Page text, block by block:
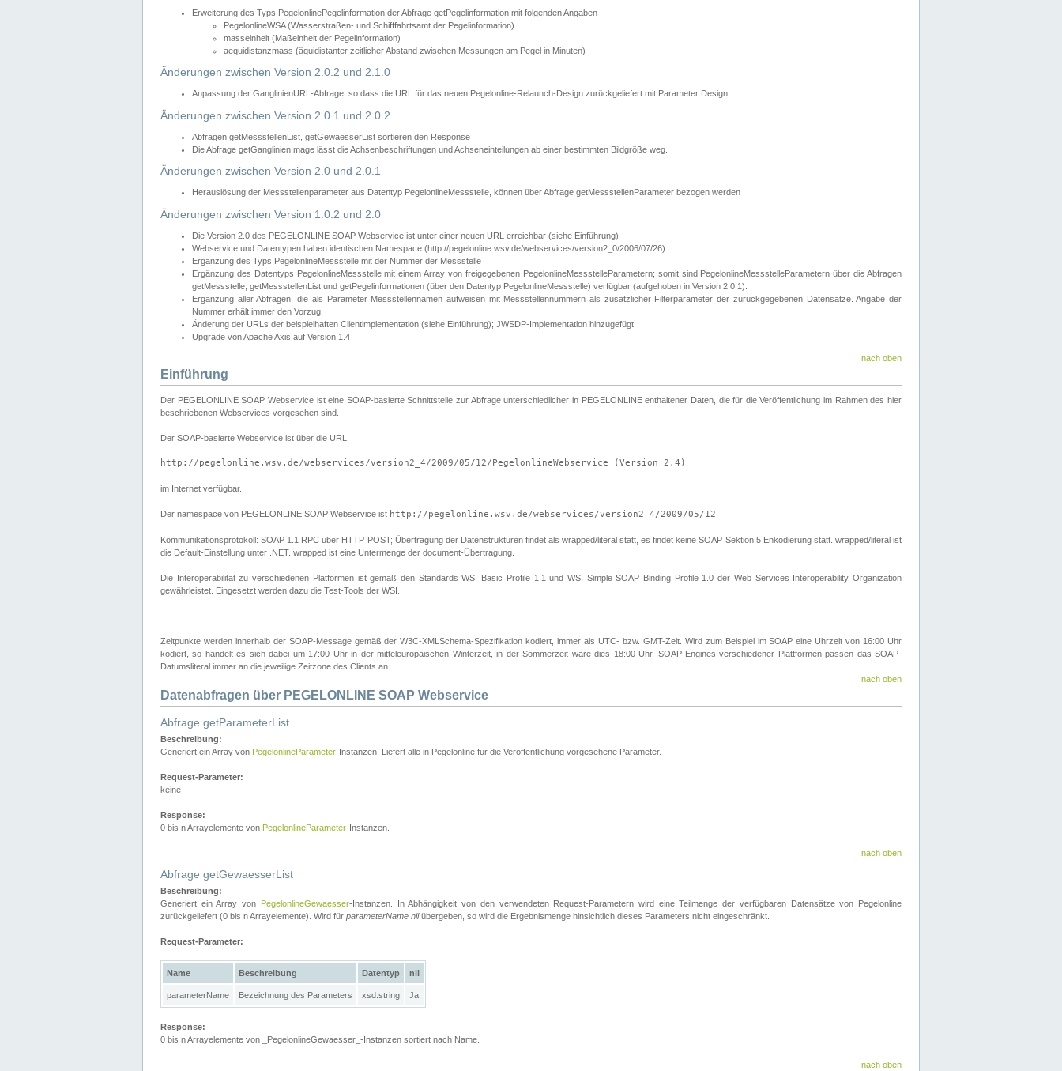
Erweiterung des Typs PegelonlinePegelinformation der Abfrage getPegelinformation mit folgenden Angaben
PegelonlineWSA (Wasserstraßen- und Schifffahrtsamt der Pegelinformation)
masseinheit (Maßeinheit der Pegelinformation)
aequidistanzmass (äquidistanter zeitlicher Abstand zwischen Messungen am Pegel in Minuten)
Änderungen zwischen Version 2.0.2 und 2.1.0
Anpassung der GanglinienURL-Abfrage, so dass die URL für das neuen Pegelonline-Relaunch-Design zurückgeliefert mit Parameter Design
Änderungen zwischen Version 2.0.1 und 2.0.2
Abfragen getMessstellenList, getGewaesserList sortieren den Response
Die Abfrage getGanglinienImage lässt die Achsenbeschriftungen und Achseneinteilungen ab einer bestimmten Bildgröße weg.
Änderungen zwischen Version 2.0 und 2.0.1
Herauslösung der Messstellenparameter aus Datentyp PegelonlineMessstelle, können über Abfrage getMessstellenParameter bezogen werden
Änderungen zwischen Version 1.0.2 und 2.0
Die Version 2.0 des PEGELONLINE SOAP Webservice ist unter einer neuen URL erreichbar (siehe Einführung)
Webservice und Datentypen haben identischen Namespace (http://pegelonline.wsv.de/webservices/version2_0/2006/07/26)
Ergänzung des Typs PegelonlineMessstelle mit der Nummer der Messstelle
Ergänzung des Datentyps PegelonlineMessstelle mit einem Array von freigegebenen PegelonlineMessstelleParametern; somit sind PegelonlineMessstelleParametern über die Abfragen
getMessstelle, getMessstellenList und getPegelinformationen (über den Datentyp PegelonlineMessstelle) verfügbar (aufgehoben in Version 2.0.1).
Ergänzung aller Abfragen, die als Parameter Messstellennamen aufweisen mit Messstellennummern als zusätzlicher Filterparameter der zurückgegebenen Datensätze. Angabe der
Nummer erhält immer den Vorzug.
Änderung der URLs der beispielhaften Clientimplementation (siehe Einführung); JWSDP-Implementation hinzugefügt
Upgrade von Apache Axis auf Version 1.4
nach oben
Einführung
Der PEGELONLINE SOAP Webservice ist eine SOAP-basierte Schnittstelle zur Abfrage unterschiedlicher in PEGELONLINE enthaltener Daten, die für die Veröffentlichung im Rahmen des hier
beschriebenen Webservices vorgesehen sind.
Der SOAP-basierte Webservice ist über die URL
http://pegelonline.wsv.de/webservices/version2_4/2009/05/12/PegelonlineWebservice (Version 2.4)
im Internet verfügbar.
Der namespace von PEGELONLINE SOAP Webservice ist http://pegelonline.wsv.de/webservices/version2_4/2009/05/12
Kommunikationsprotokoll: SOAP 1.1 RPC über HTTP POST; Übertragung der Datenstrukturen findet als wrapped/literal statt, es findet keine SOAP Sektion 5 Enkodierung statt. wrapped/literal ist
die Default-Einstellung unter .NET. wrapped ist eine Untermenge der document-Übertragung.
Die Interoperabilität zu verschiedenen Platformen ist gemäß den Standards WSI Basic Profile 1.1 und WSI Simple SOAP Binding Profile 1.0 der Web Services Interoperability Organization
gewährleistet. Eingesetzt werden dazu die Test-Tools der WSI.
Zeitpunkte werden innerhalb der SOAP-Message gemäß der W3C-XMLSchema-Spezifikation kodiert, immer als UTC- bzw. GMT-Zeit. Wird zum Beispiel im SOAP eine Uhrzeit von 16:00 Uhr
kodiert, so handelt es sich dabei um 17:00 Uhr in der mitteleuropäischen Winterzeit, in der Sommerzeit wäre dies 18:00 Uhr. SOAP-Engines verschiedener Plattformen passen das SOAP-
Datumsliteral immer an die jeweilige Zeitzone des Clients an.
nach oben
Datenabfragen über PEGELONLINE SOAP Webservice
Abfrage getParameterList
Beschreibung:
Generiert ein Array von PegelonlineParameter-Instanzen. Liefert alle in Pegelonline für die Veröffentlichung vorgesehene Parameter.
Request-Parameter:
keine
Response:
0 bis n Arrayelemente von PegelonlineParameter-Instanzen.
nach oben
Abfrage getGewaesserList
Beschreibung:
Generiert ein Array von
PegelonlineGewaesser-Instanzen. In Abhängigkeit von den verwendeten Request-Parametern wird eine Teilmenge der verfügbaren Datensätze von Pegelonline
zurückgeliefert (0 bis n Arrayelemente). Wird für parameterName nilübergeben, so wird die Ergebnismenge hinsichtlich dieses Parameters nicht eingeschränkt.
Request-Parameter:
Name Beschreibung Datentyp nil
parameterName Bezeichnung des Parameters xsd:string Ja
Response:
0 bis n Arrayelemente von _PegelonlineGewaesser_-Instanzen sortiert nach Name.
nach oben